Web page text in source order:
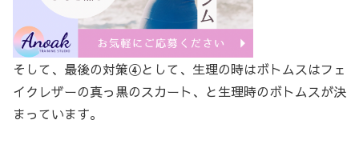
そして、最後の対策④として、生理の時はボトムスはフェ
イクレザーの真っ黒のスカート、と生理時のボトムスが決
まっています。